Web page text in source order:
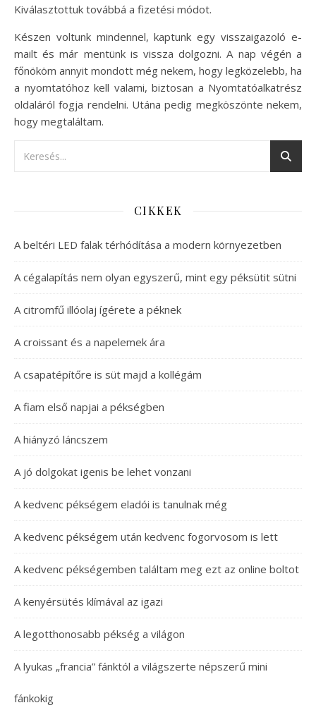
Kiválasztottuk továbbá a fizetési módot.
Készen voltunk mindennel, kaptunk egy visszaigazoló e-
mailt és már mentünk is vissza dolgozni. A nap végén a
főnököm annyit mondott még nekem, hogy legközelebb, ha
a nyomtatóhoz kell valami, biztosan a Nyomtatóalkatrész
oldaláról fogja rendelni. Utána pedig megköszönte nekem,
hogy megtaláltam.
CIKKEK
A beltéri LED falak térhódítása a modern környezetben
A cégalapítás nem olyan egyszerű, mint egy péksütit sütni
A citromfű illóolaj ígérete a péknek
A croissant és a napelemek ára
A csapatépítőre is süt majd a kollégám
A fiam első napjai a pékségben
A hiányzó láncszem
A jó dolgokat igenis be lehet vonzani
A kedvenc pékségem eladói is tanulnak még
A kedvenc pékségem után kedvenc fogorvosom is lett
A kedvenc pékségemben találtam meg ezt az online boltot
A kenyérsütés klímával az igazi
A legotthonosabb pékség a világon
A lyukas „francia” fánktól a világszerte népszerű mini
fánkokig